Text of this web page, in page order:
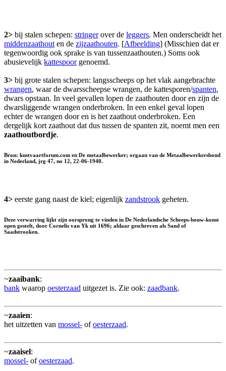
2> bij stalen schepen: stringerover de leggers. Men onderscheidt het
middenzaathout en de zijzaathouten. [Afbeelding] (Misschien dat er
tegenwoordig ook sprake is van tussenzaathouten.) Soms ook
abusievelijk kattespoorgenoemd.
3> bij grote stalen schepen: langsscheeps op het vlak aangebrachte
wrangen, waar de dwarsscheepse wrangen, de kattesporen/spanten,
dwars opstaan. In veel gevallen lopen de zaathouten door en zijn de
dwarsliggende wrangen onderbroken. In een enkel geval lopen
echter de wrangen door en is het zaathout onderbroken. Een
dergelijk kort zaathout dat dus tussen de spanten zit, noemt men een
zaathoutbordje.
Bron: kustvaartforum.com en De metaalbewerker; orgaan van de Metaalbewerkersbond
in Nederland, jrg 47, no 12, 22-06-1940.
4> eerste gang naast de kiel; eigenlijk zandstrook geheten.
Deze verwarring lijkt zijn oorsprong te vinden in De Nederlandsche Scheeps-bouw-konst
open gestelt, door Cornelis van Yk uit 1696; aldaar geschreven als Sand of
Saadstrooken.
~zaaibank:
bank waarop oesterzaad uitgezet is. Zie ook: zaadbank.
~zaaien:
het uitzetten van mossel- ofoesterzaad.
~zaaisel:
mossel- ofoesterzaad.